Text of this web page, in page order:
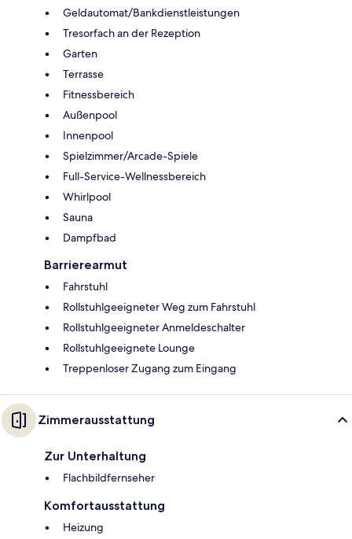
Geldautomat/Bankdienstleistungen
Tresorfach an der Rezeption
Garten
Terrasse
Fitnessbereich
Außenpool
Innenpool
Spielzimmer/Arcade-Spiele
Full-Service-Wellnessbereich
Whirlpool
Sauna
Dampfbad
Barrierearmut
Fahrstuhl
Rollstuhlgeeigneter Weg zum Fahrstuhl
Rollstuhlgeeigneter Anmeldeschalter
Rollstuhlgeeignete Lounge
Treppenloser Zugang zum Eingang
Zimmerausstattung
Zur Unterhaltung
Flachbildfernseher
Komfortausstattung
Heizung